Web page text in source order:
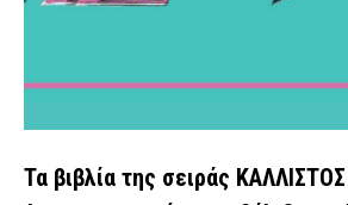
Τα βιβλία της σειράς